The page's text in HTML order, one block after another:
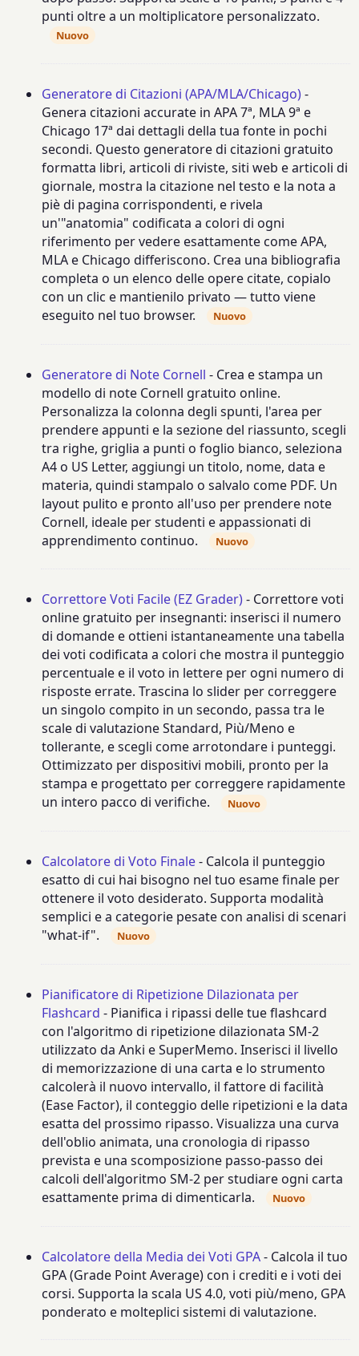
punti oltre a un moltiplicatore personalizzato.
Nuovo
Generatore di Citazioni (APA/MLA/Chicago)-
Genera citazioni accurate in APA 7ª, MLA 9ª e
Chicago 17ª dai dettagli della tua fonte in pochi
secondi. Questo generatore di citazioni gratuito
formatta libri, articoli di riviste, siti web e articoli di
giornale, mostra la citazione nel testo e la nota a
piè di pagina corrispondenti, e rivela
un'"anatomia" codificata a colori di ogni
riferimento per vedere esattamente come APA,
MLA e Chicago differiscono. Crea una bibliografia
completa o un elenco delle opere citate, copialo
con un clic e mantienilo privato — tutto viene
eseguito nel tuo browser.
Nuovo
Generatore di Note Cornell - Crea e stampa un
modello di note Cornell gratuito online.
Personalizza la colonna degli spunti, l'area per
prendere appunti e la sezione del riassunto, scegli
tra righe, griglia a punti o foglio bianco, seleziona
A4 o US Letter, aggiungi un titolo, nome, data e
materia, quindi stampalo o salvalo come PDF. Un
layout pulito e pronto all'uso per prendere note
Cornell, ideale per studenti e appassionati di
apprendimento continuo.
Nuovo
Correttore Voti Facile (EZ Grader)- Correttore voti
online gratuito per insegnanti: inserisci il numero
di domande e ottieni istantaneamente una tabella
dei voti codificata a colori che mostra il punteggio
percentuale e il voto in lettere per ogni numero di
risposte errate. Trascina lo slider per correggere
un singolo compito in un secondo, passa tra le
scale di valutazione Standard, Più/Meno e
tollerante, e scegli come arrotondare i punteggi.
Ottimizzato per dispositivi mobili, pronto per la
stampa e progettato per correggere rapidamente
un intero pacco di verifiche.
Nuovo
Calcolatore di Voto Finale- Calcola il punteggio
esatto di cui hai bisogno nel tuo esame finale per
ottenere il voto desiderato. Supporta modalità
semplici e a categorie pesate con analisi di scenari
"what-if".
Nuovo
Pianificatore di Ripetizione Dilazionata per
Flashcard - Pianifica i ripassi delle tue flashcard
con l'algoritmo di ripetizione dilazionata SM-2
utilizzato da Anki e SuperMemo. Inserisci il livello
di memorizzazione di una carta e lo strumento
calcolerà il nuovo intervallo, il fattore di facilità
(Ease Factor), il conteggio delle ripetizioni e la data
esatta del prossimo ripasso. Visualizza una curva
dell'oblio animata, una cronologia di ripasso
prevista e una scomposizione passo-passo dei
calcoli dell'algoritmo SM-2 per studiare ogni carta
esattamente prima di dimenticarla.
Nuovo
Calcolatore della Media dei Voti GPA- Calcola il tuo
GPA (Grade Point Average) con i crediti e i voti dei
corsi. Supporta la scala US 4.0, voti più/meno, GPA
ponderato e molteplici sistemi di valutazione.